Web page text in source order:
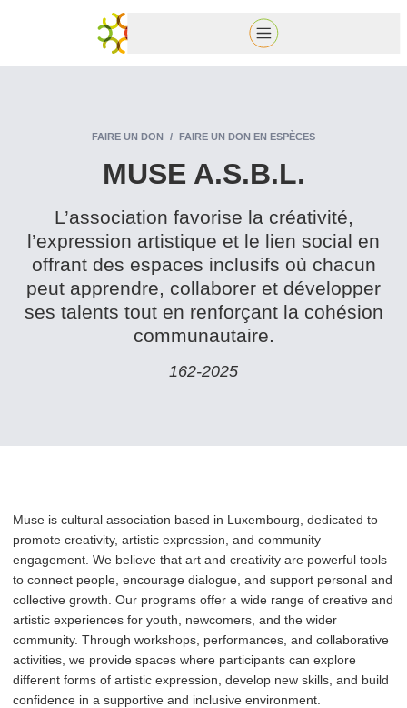
FAIRE UN DON FAIRE UN DON EN ESPÈCES
MUSE A.S.B.L.
L’as­so­ci­a­tion favorise la créativité,
l’expression artistique et le lien social en
offrant des espaces inclusifs où chacun
peut apprendre, collaborer et développer
ses talents tout en renforçant la cohésion
communautaire.
162‑2025
Muse is cultural association based in Luxembourg, dedicated to
promote creativity, artistic expression, and community
engagement. We believe that art and creativity are powerful tools
to connect people, encourage dialogue, and support personal and
collective growth. Our programs offer a wide range of creative and
artistic experiences for youth, newcomers, and the wider
community. Through workshops, per­for­mances, and col­lab­o­ra­tive
activities, we provide spaces where par­tic­i­pants can explore
different forms of artistic expression, develop new skills, and build
confidence in a supportive and inclusive environment.